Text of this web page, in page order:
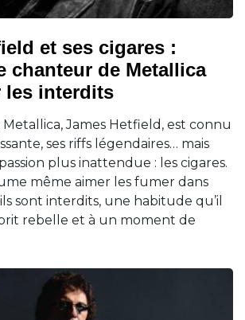
et ses cigares :
chanteur de Metallica
les interdits
James Hetfield, est connu
ses riffs légendaires… mais
plus inattendue : les cigares.
même aimer les fumer dans
sont interdits, une habitude qu’il
rebelle et à un moment de